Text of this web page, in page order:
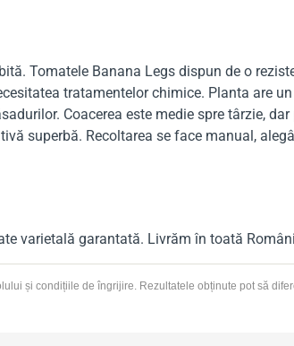
Tomatele Banana Legs dispun de o
tratamentelor chimice. Planta are
Coacerea este medie spre târzie,
superbă. Recoltarea se face manual,
varietală garantată. Livrăm în toată
și condițiile de îngrijire. Rezultatele obținute pot să